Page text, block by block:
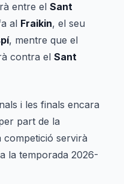
entre el Sant
al Fraikin, el seu
, mentre que el
contra el Sant
i les finals encara
part de la
competició servirà
la temporada 2026-